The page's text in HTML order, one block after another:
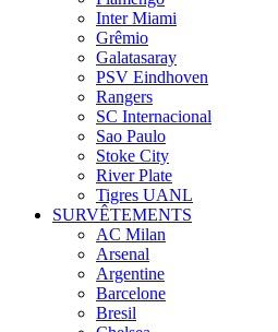
Inter Miami
Grêmio
Galatasaray
PSV Eindhoven
Rangers
SC Internacional
Sao Paulo
Stoke City
River Plate
Tigres UANL
SURVÊTEMENTS
AC Milan
Arsenal
Argentine
Barcelone
Bresil